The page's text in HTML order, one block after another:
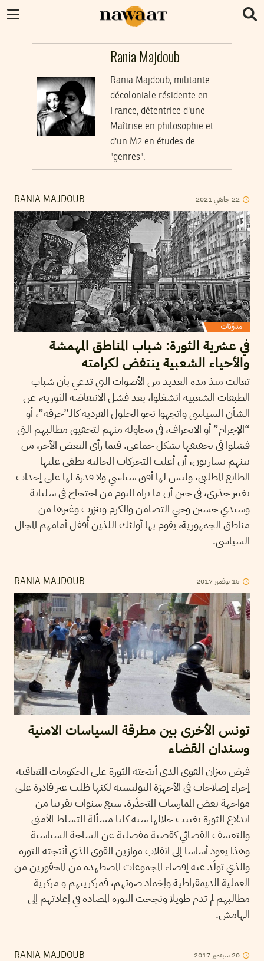
Rania Majdoub
Rania Majdoub, militante
décoloniale résidente en
France, détentrice d'une
Maîtrise en philosophie et
d'un M2 en études de
"genres".
RANIA MAJDOUB 22 جانفي2021
في عشرية الثورة: شباب المناطق المهمشة
والأحياء الشعبية ينتفض لكرامته
تعالت منذ مدة العديد من الأصوات التي تدعي بأن شباب
الطبقات الشعبية انشغلوا، بعد فشل الانتفاضة الثورية، عن
الشأن السياسي واتجهوا نحو الحلول الفردية كالـ”حرقة”، أو
“الإجرام” أو الانحراف، في محاولة منهم لتحقيق مطالبهم التي
فشلوا في تحقيقها بشكل جماعي. فيما رأى البعض الآخر، من
بينهم يساريون، أن أغلب التحركات الحالية يطغى عليها
الطابع المطلبي، وليس لها أفق سياسي ولا قدرة لها على إحداث
تغيير جذري، في حين أن ما نراه اليوم من احتجاج في سليانة
وسيدي حسين وحي التضامن والكرم وبنزرت وغيرها من
مناطق الجمهورية، يقوم بها أولئك اللذين أُقفل أمامهم المجال
السياسي.
RANIA MAJDOUB 15 نوفمبر 2017
تونس الأخرى بين مطرقة السياسات الامنية
وسندان القضاء
فرض ميزان القوى الذي أنتجته الثورة على الحكومات المتعاقبة
إجراء إصلاحات في الأجهزة البوليسية لكنها ظلت غير قادرة على
مواجهة بعض الممارسات المتجذّرة. سبع سنوات تقريبا من
اندلاع الثورة تغيبت خلالها شبه كليا مسألة التسلط الأمني
والتعسف القضائي كقضية مفصلية عن الساحة السياسية
وهذا يعود أساسا إلى انقلاب موازين القوى الذي أنتجته الثورة
والذي تولّد عنه إقصاء المجموعات المضطهدة من المح‍ڤورين من
العملية الديمقراطية وإخماد صوتهم، فمركزيتهم و مركزية
مطالبهم لم تدم طويلا ونجحت الثورة المضادة في إعادتهم إلى
الهامش.
RANIA MAJDOUB 20 سبتمبر 2017